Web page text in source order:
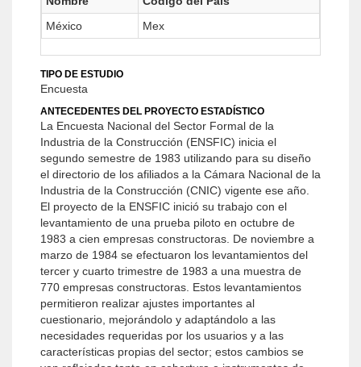
México
Mex
TIPO DE ESTUDIO
Encuesta
ANTECEDENTES DEL PROYECTO ESTADÍSTICO
La Encuesta Nacional del Sector Formal de la
Industria de la Construcción (ENSFIC) inicia el
segundo semestre de 1983 utilizando para su diseño
el directorio de los afiliados a la Cámara Nacional de la
Industria de la Construcción (CNIC) vigente ese año.
El proyecto de la ENSFIC inició su trabajo con el
levantamiento de una prueba piloto en octubre de
1983 a cien empresas constructoras. De noviembre a
marzo de 1984 se efectuaron los levantamientos del
tercer y cuarto trimestre de 1983 a una muestra de
770 empresas constructoras. Estos levantamientos
permitieron realizar ajustes importantes al
cuestionario, mejorándolo y adaptándolo a las
necesidades requeridas por los usuarios y a las
características propias del sector; estos cambios se